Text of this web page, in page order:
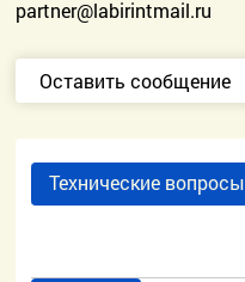
partner@labirintmail.ru
Оставить сообщение
Технические вопросы